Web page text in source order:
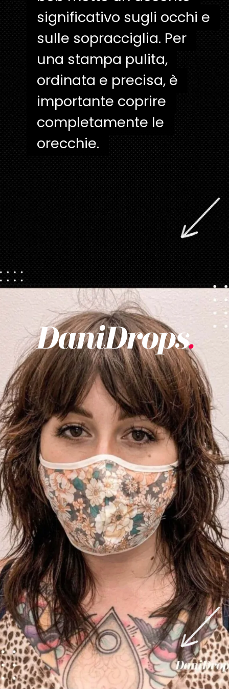
significativo sugli occhi e
sulle sopracciglia. Per
una stampa pulita,
ordinata e precisa, è
importante coprire
completamente le
orecchie.
significativo sugli occhi e
sulle sopracciglia. Per
una stampa pulita,
ordinata e precisa, è
importante coprire
completamente le
Apertura in corso https://danidrops.com.br/it/taglio-di-capelli-con-la-frangetta/